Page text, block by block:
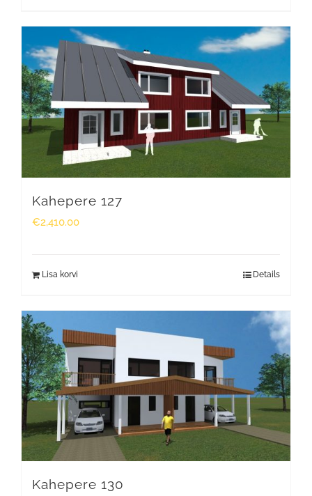
Kahepere 127
€2,410.00
Lisa korvi Details
Kahepere 130